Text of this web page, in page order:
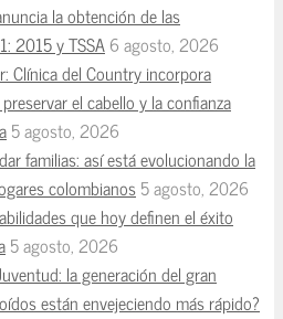
la obtención de las
2015 y TSSA6 agosto, 2026
Clínica del Country incorpora
el cabello y la confianza
5 agosto, 2026
familias: así está evolucionando la
colombianos5 agosto, 2026
que hoy definen el éxito
5 agosto, 2026
la generación del gran
están envejeciendo más rápido?